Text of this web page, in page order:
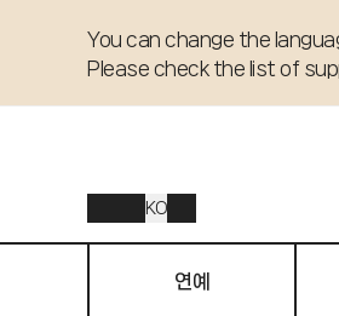
You can change the
Please check the list of
KO
연예